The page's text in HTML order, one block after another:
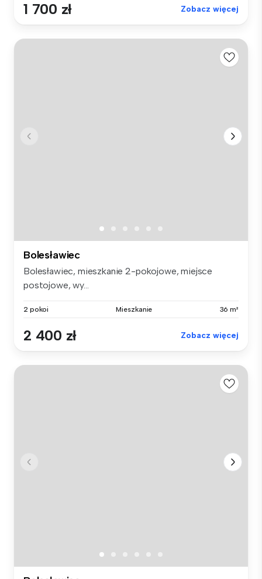
1 700 zł Zobacz więcej
Bolesławiec
Bolesławiec, mieszkanie 2-pokojowe, miejsce
postojowe, wy...
2 pokoi Mieszkanie 36 m²
2 400 zł Zobacz więcej